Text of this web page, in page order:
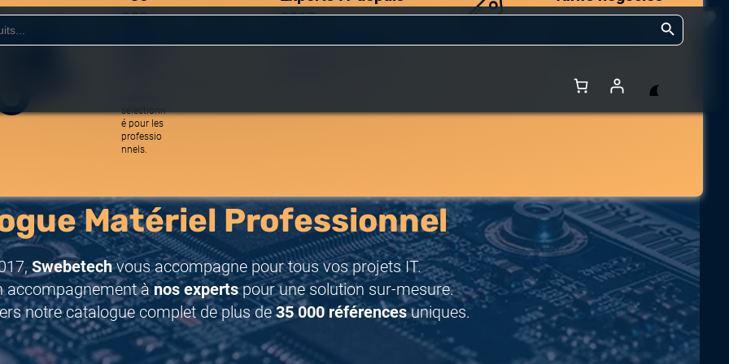
Search Button
Matériel Professionnel
Swebetechvous accompagne pour tous vos projets IT.
accompagnement ànos expertspour une solution sur-mesure.
notre catalogue complet de plus de35 000 référencesuniques.
000
référe
sélectionn
é pour les
professio
nnels.
2017
adaptés aux volumes.